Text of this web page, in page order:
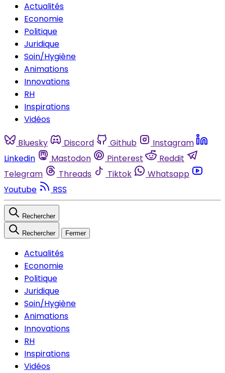
Actualités
Economie
Politique
Juridique
Soin/Hygiène
Animations
Innovations
RH
Inspirations
Vidéos
Bluesky Discord Github
Instagram
Linkedin
Mastodon Pinterest
Reddit
Telegram
Threads Tiktok
Whatsapp
Youtube
RSS
Rechercher
Rechercher Fermer
Actualités
Economie
Politique
Juridique
Soin/Hygiène
Animations
Innovations
RH
Inspirations
Vidéos